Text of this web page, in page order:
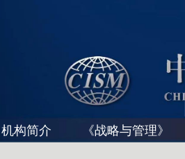
机构简介 《战略与管理》